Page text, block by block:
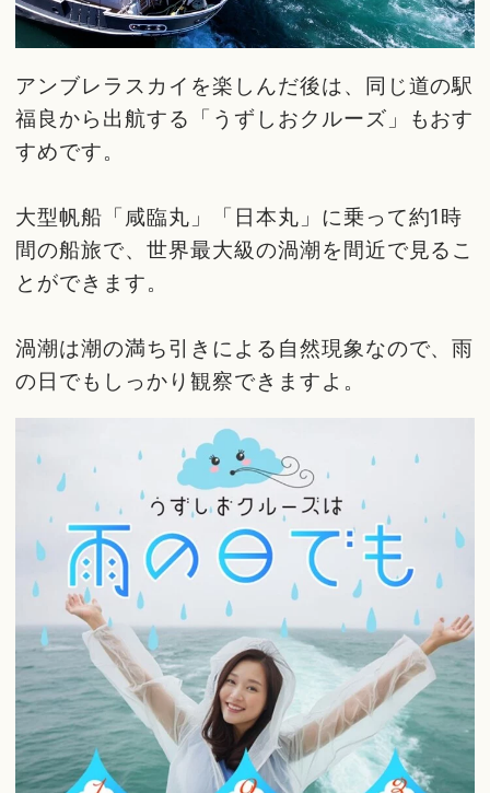
アンブレラスカイを楽しんだ後は、同じ道の駅
福良から出航する「うずしおクルーズ」もおす
すめです。
大型帆船「咸臨丸」「日本丸」に乗って約1時
間の船旅で、世界最大級の渦潮を間近で見るこ
とができます。
渦潮は潮の満ち引きによる自然現象なので、雨
の日でもしっかり観察できますよ。